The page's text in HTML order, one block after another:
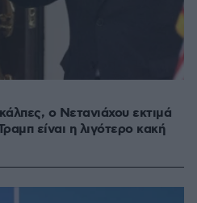
ο Νετανιάχου εκτιμά
είναι η λιγότερο κακή